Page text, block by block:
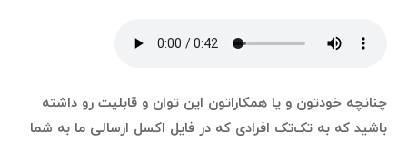
چنانچه خودتون و یا همکاراتون این توان و قابلیت رو داشته
باشید که به تک‌تک افرادی که در فایل اکسل ارسالی ما به شما